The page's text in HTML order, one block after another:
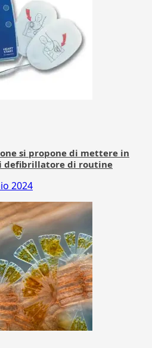
si propone di mettere in
defibrillatore di routine
2024